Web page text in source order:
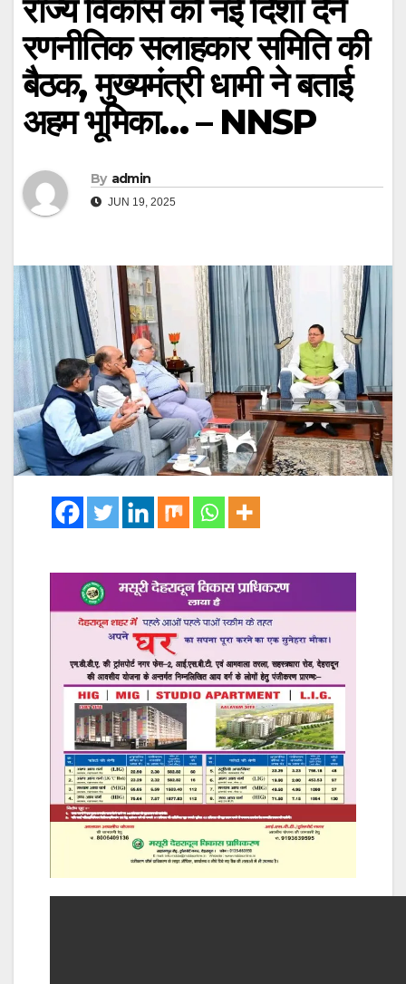
राज्य विकास को नई दिशा देने
रणनीतिक सलाहकार समिति की
बैठक, मुख्यमंत्री धामी ने बताई
अहम भूमिका… – NNSP
By admin
JUN 19, 2025